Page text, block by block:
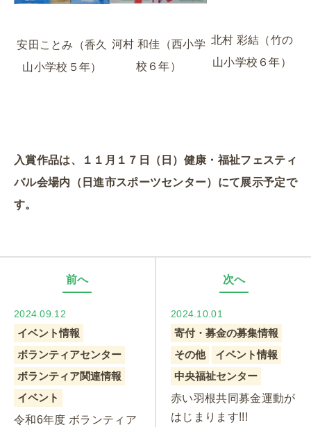
安田ことみ（香久
山小学校５年）
河村 和佳（西小学
校６年）
北村 彩結（竹の
山小学校６年）
入賞作品は、１１月１７日（日）健康・福祉フェスティ
バル会場内（日進市スポーツセンター）にて展示予定で
す。
前へ
2024.09.12
イベント情報
ボランティアセンター
ボランティア関連情報
イベント
令和6年度 ボランティア
次へ
2024.10.01
寄付・募金の募集情報
その他
イベント情報
中央福祉センター
赤い羽根共同募金運動が
はじまります!!!